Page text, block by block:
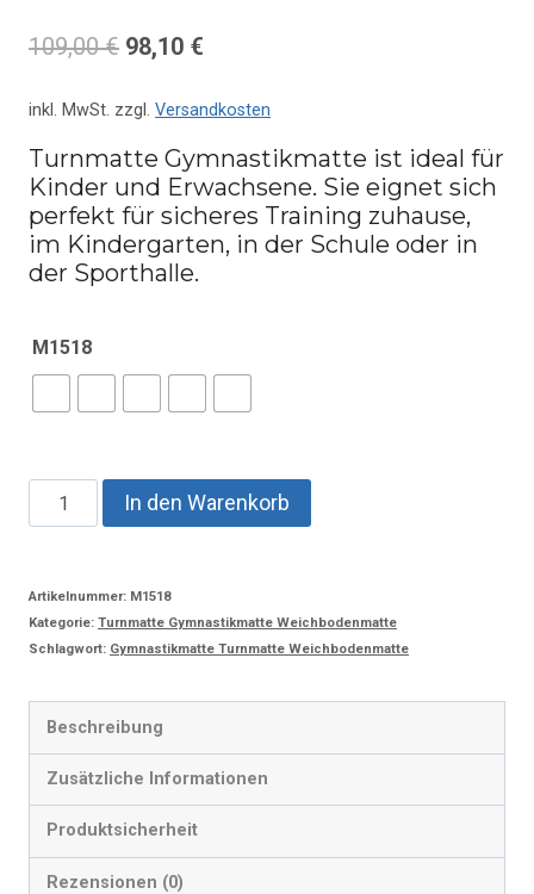
109,00€ 98,10 €
inkl. MwSt. zzgl. Versandkosten
Turnmatte Gymnastikmatte ist ideal für
Kinder und Erwachsene. Sie eignet sich
perfekt für sicheres Training zuhause,
im Kindergarten, in der Schule oder in
der Sporthalle.
M1518
Turnmatte
100
Schutzmatte
Menge
In den Warenkorb
Artikelnummer: M1518
Kategorie: Turnmatte Gymnastikmatte Weichbodenmatte
Schlagwort: Gymnastikmatte Turnmatte Weichbodenmatte
Beschreibung
Zusätzliche Informationen
Produktsicherheit
Rezensionen (0)